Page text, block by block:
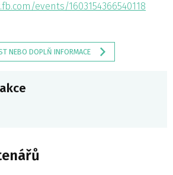
events/1603154366540118
NEBO DOPLŇ INFORMACE